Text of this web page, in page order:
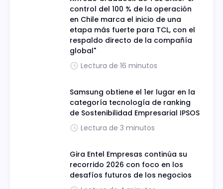
control del 100 % de la operación
en Chile marca el inicio de una
etapa más fuerte para TCL, con el
respaldo directo de la compañía
global"
Lectura de 16 minutos
Samsung obtiene el 1er lugar en la
categoría tecnología de ranking
de Sostenibilidad Empresarial IPSOS
Lectura de 3 minutos
Gira Entel Empresas continúa su
recorrido 2026 con foco en los
desafíos futuros de los negocios